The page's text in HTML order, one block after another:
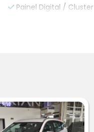
Painel Digital / Cluster